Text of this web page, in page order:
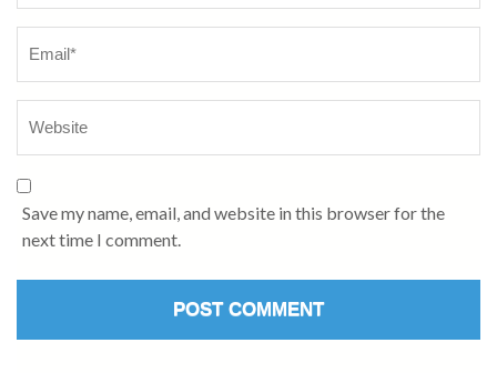
Save my name, email, and website in this browser for the
next time I comment.